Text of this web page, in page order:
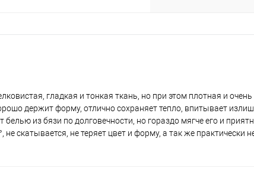
гладкая и тонкая ткань, но при этом плотная и очень
держит форму, отлично сохраняет тепло, впитывает
белью из бязи по долговечности, но гораздо мягче его и
скатывается, не теряет цвет и форму, а так же практически